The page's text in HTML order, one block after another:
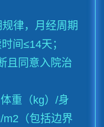
律，月经周期
间≤14天；
且同意入院治
重（kg）/身
（包括边界